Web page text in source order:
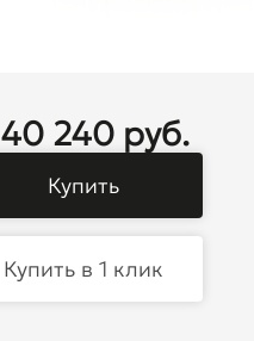
40 240 руб.
Купить
Купить в 1 клик